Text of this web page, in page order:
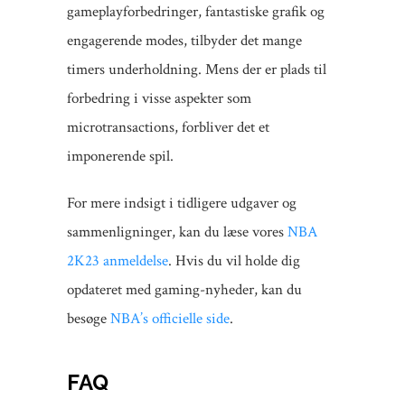
gameplayforbedringer, fantastiske grafik og
engagerende modes, tilbyder det mange
timers underholdning. Mens der er plads til
forbedring i visse aspekter som
microtransactions, forbliver det et
imponerende spil.
For mere indsigt i tidligere udgaver og
sammenligninger, kan du læse voresNBA
2K23 anmeldelse. Hvis du vil holde dig
opdateret med gaming-nyheder, kan du
besøgeNBA’s officielle side.
FAQ